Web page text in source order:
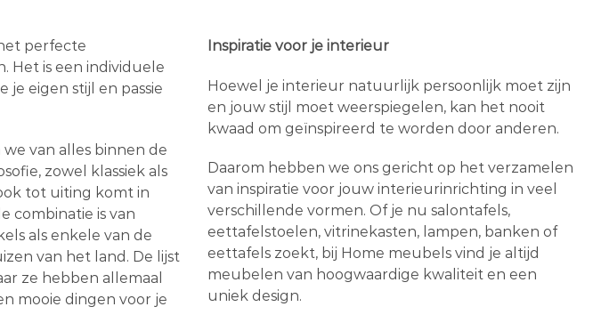
perfecte
Het is een individuele
je eigen stijl en passie
van alles binnen de
zowel klassiek als
tot uiting komt in
combinatie is van
als enkele van de
van het land. De lijst
ze hebben allemaal
mooie dingen voor je
Inspiratie voor je interieur
Hoewel je interieur natuurlijk persoonlijk moet zijn
en jouw stijl moet weerspiegelen, kan het nooit
kwaad om geïnspireerd te worden door anderen.
Daarom hebben we ons gericht op het verzamelen
van inspiratie voor jouw interieurinrichting in veel
verschillende vormen. Of je nu salontafels,
eettafelstoelen, vitrinekasten, lampen, banken of
eettafels zoekt, bij Home meubels vind je altijd
meubelen van hoogwaardige kwaliteit en een
uniek design.